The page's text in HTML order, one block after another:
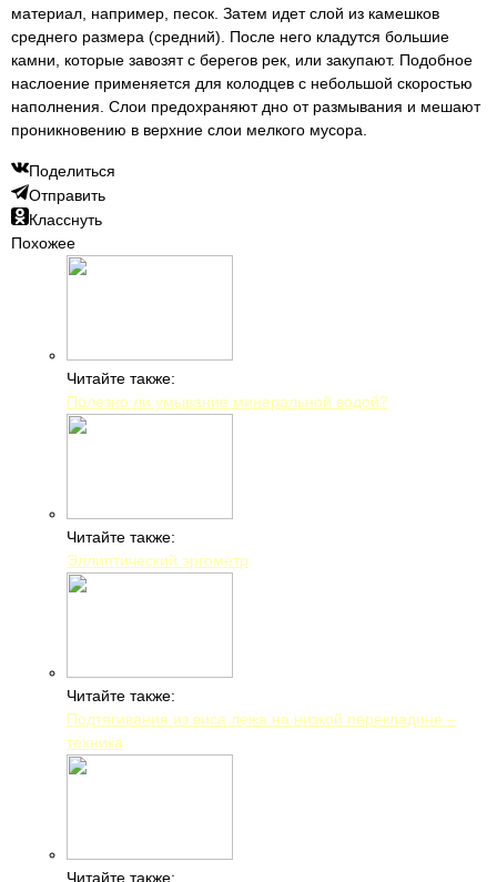
материал, например, песок. Затем идет слой из камешков
среднего размера (средний). После него кладутся большие
камни, которые завозят с берегов рек, или закупают. Подобное
наслоение применяется для колодцев с небольшой скоростью
наполнения. Слои предохраняют дно от размывания и мешают
проникновению в верхние слои мелкого мусора.
Поделиться
Отправить
Класснуть
Похожее
Читайте также:
Полезно ли умывание минеральной водой?
Читайте также:
Эллиптический эргометр
Читайте также:
Подтягивания из виса лежа на низкой перекладине –
техника
Читайте также: